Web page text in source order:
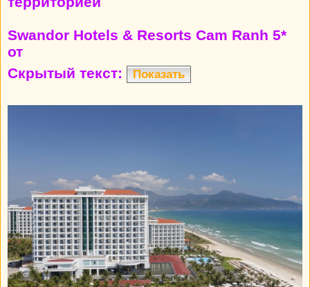
Swandor Hotels & Resorts Cam Ranh 5*
от
Скрытый текст:
Показать